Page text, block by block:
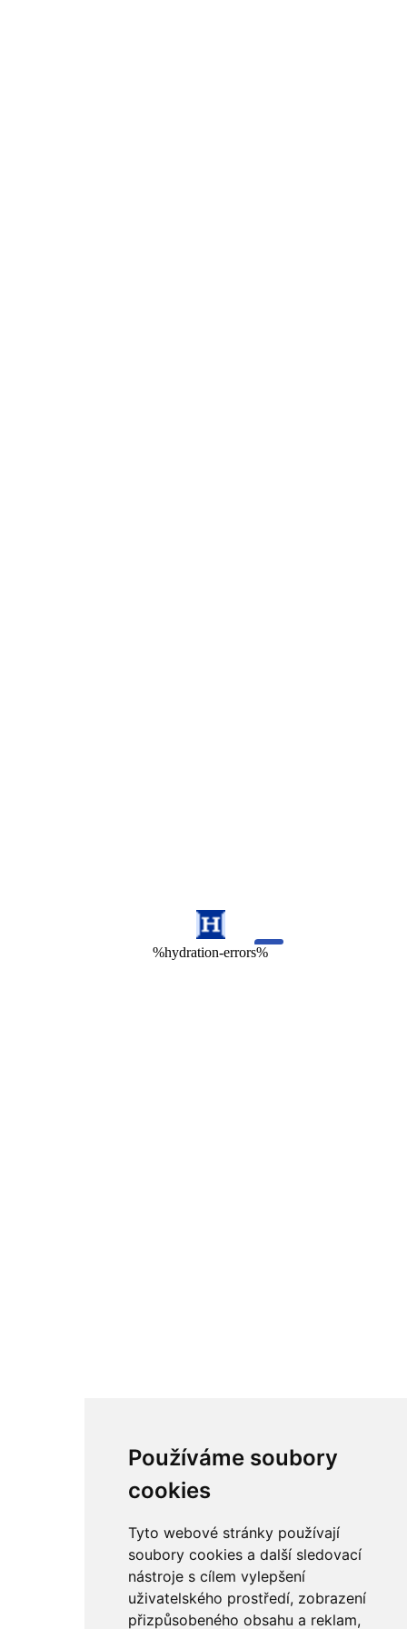
Používáme soubory
cookies
Tyto webové stránky používají
soubory cookies a další sledovací
nástroje s cílem vylepšení
uživatelského prostředí, zobrazení
přizpůsobeného obsahu a reklam,
%hydration-errors%